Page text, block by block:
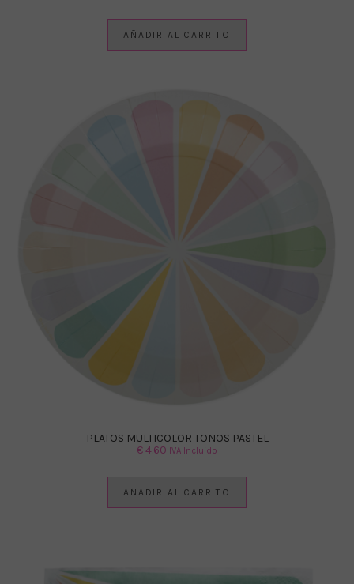
AÑADIR AL CARRITO
PLATOS MULTICOLOR TONOS PASTEL
€4.60 IVA Incluido
AÑADIR AL CARRITO